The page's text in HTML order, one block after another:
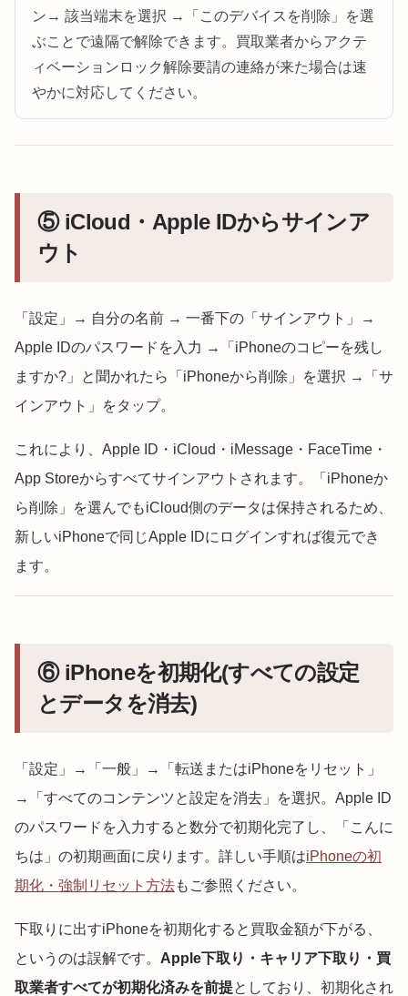
ン→ 該当端末を選択 →「このデバイスを削除」を選
ぶことで遠隔で解除できます。買取業者からアクテ
ィベーションロック解除要請の連絡が来た場合は速
やかに対応してください。
⑤ iCloud・Apple IDからサインア
ウト
「設定」→ 自分の名前 → 一番下の「サインアウト」→
Apple IDのパスワードを入力 →「iPhoneのコピーを残し
ますか?」と聞かれたら「iPhoneから削除」を選択 →「サ
インアウト」をタップ。
これにより、Apple ID・iCloud・iMessage・FaceTime・
App Storeからすべてサインアウトされます。「iPhoneか
ら削除」を選んでもiCloud側のデータは保持されるため、
新しいiPhoneで同じApple IDにログインすれば復元でき
ます。
⑥ iPhoneを初期化(すべての設定
とデータを消去)
「設定」→「一般」→「転送またはiPhoneをリセット」
→「すべてのコンテンツと設定を消去」を選択。Apple ID
のパスワードを入力すると数分で初期化完了し、「こんに
ちは」の初期画面に戻ります。詳しい手順はiPhoneの初
期化・強制リセット方法もご参照ください。
下取りに出すiPhoneを初期化すると買取金額が下がる、
というのは誤解です。 Apple下取り・キャリア下取り・買
取業者すべてが初期化済みを前提としており、初期化され